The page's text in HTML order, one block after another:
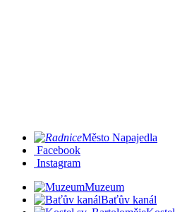
Město Napajedla
Facebook
Instagram
Muzeum
Baťův kanál